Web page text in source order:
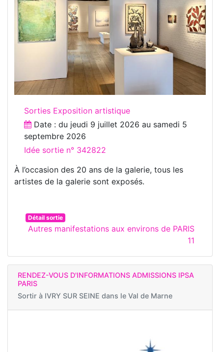
Sorties Exposition artistique
Date : du jeudi 9 juillet 2026 au samedi 5
septembre 2026
Idée sortie n° 342822
À l’occasion des 20 ans de la galerie, tous les
artistes de la galerie sont exposés.
Détail sortie
Autres manifestations aux environs de PARIS
11
RENDEZ-VOUS D'INFORMATIONS ADMISSIONS IPSA
PARIS
Sortir à IVRY SUR SEINE dans le Val de Marne